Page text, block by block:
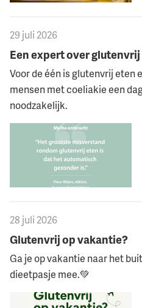
29 juli 2026
Een expert over
Voor de één is glutenvrij eten
mensen met coeliakie een
noodzakelijk.
28 juli 2026
Glutenvrij op vakantie?
Ga je op vakantie naar het
dieetpasje mee.💚